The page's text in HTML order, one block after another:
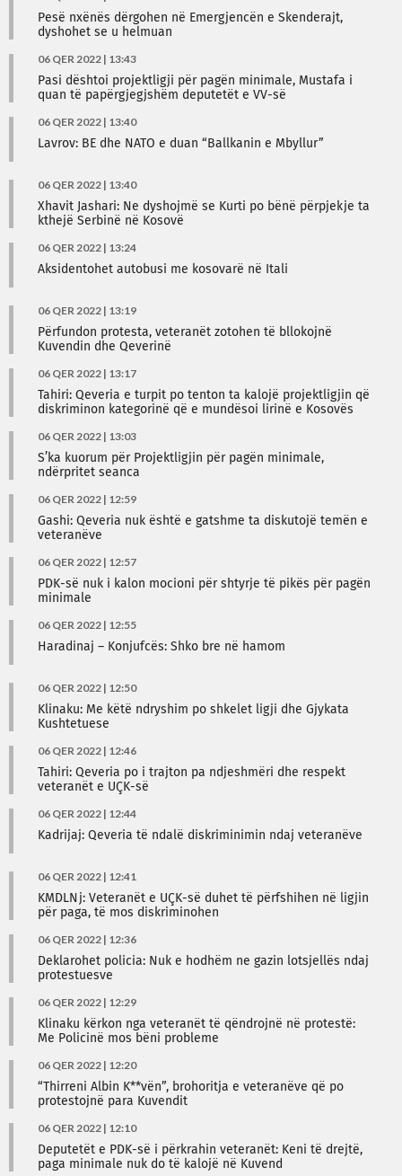
Pesë nxënës dërgohen në Emergjencën e Skenderajt,
dyshohet se u helmuan
06 QER 2022 | 13:43
Pasi dështoi projektligji për pagën minimale, Mustafa i
quan të papërgjegjshëm deputetët e VV-së
06 QER 2022 | 13:40
Lavrov: BE dhe NATO e duan “Ballkanin e Mbyllur”
06 QER 2022 | 13:40
Xhavit Jashari: Ne dyshojmë se Kurti po bënë përpjekje ta
kthejë Serbinë në Kosovë
06 QER 2022 | 13:24
Aksidentohet autobusi me kosovarë në Itali
06 QER 2022 | 13:19
Përfundon protesta, veteranët zotohen të bllokojnë
Kuvendin dhe Qeverinë
06 QER 2022 | 13:17
Tahiri: Qeveria e turpit po tenton ta kalojë projektligjin që
diskriminon kategorinë që e mundësoi lirinë e Kosovës
06 QER 2022 | 13:03
S’ka kuorum për Projektligjin për pagën minimale,
ndërpritet seanca
06 QER 2022 | 12:59
Gashi: Qeveria nuk është e gatshme ta diskutojë temën e
veteranëve
06 QER 2022 | 12:57
PDK-së nuk i kalon mocioni për shtyrje të pikës për pagën
minimale
06 QER 2022 | 12:55
Haradinaj – Konjufcës: Shko bre në hamom
06 QER 2022 | 12:50
Klinaku: Me këtë ndryshim po shkelet ligji dhe Gjykata
Kushtetuese
06 QER 2022 | 12:46
Tahiri: Qeveria po i trajton pa ndjeshmëri dhe respekt
veteranët e UÇK-së
06 QER 2022 | 12:44
Kadrijaj: Qeveria të ndalë diskriminimin ndaj veteranëve
06 QER 2022 | 12:41
KMDLNj: Veteranët e UÇK-së duhet të përfshihen në ligjin
për paga, të mos diskriminohen
06 QER 2022 | 12:36
Deklarohet policia: Nuk e hodhëm ne gazin lotsjellës ndaj
protestuesve
06 QER 2022 | 12:29
Klinaku kërkon nga veteranët të qëndrojnë në protestë:
Me Policinë mos bëni probleme
06 QER 2022 | 12:20
“Thirreni Albin K**vën”, brohoritja e veteranëve që po
protestojnë para Kuvendit
06 QER 2022 | 12:10
Deputetët e PDK-së i përkrahin veteranët: Keni të drejtë,
paga minimale nuk do të kalojë në Kuvend